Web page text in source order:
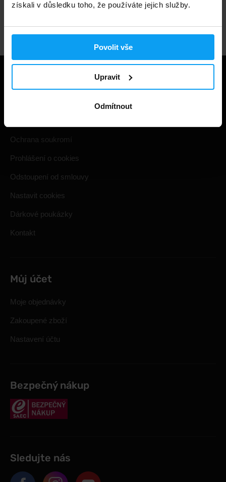
získali v důsledku toho, že používáte jejich služby.
Povolit vše
Upravit
Odmítnout
Užitečné informace
Ochrana soukromí
Prohlášení o cookies
Odstoupení od smlouvy
Nastavit cookies
Dárkové poukázky
Kontakt
Můj účet
Moje objednávky
Zakoupené zboží
Nastavení účtu
Bezpečný nákup
Sledujte nás